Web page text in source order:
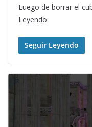
Luego de borrar el
Leyendo
Seguir Leyendo